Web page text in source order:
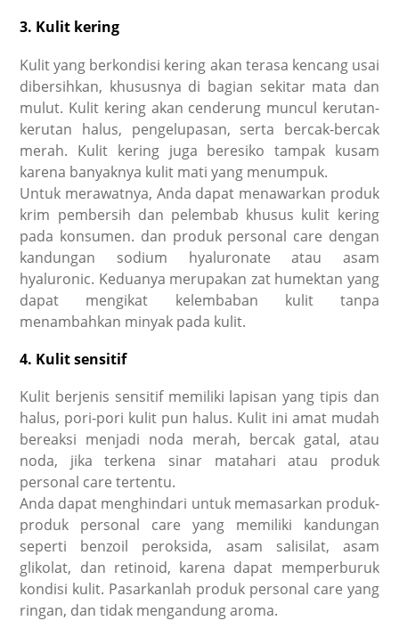
3. Kulit kering
Kulit yang berkondisi kering akan terasa kencang usai
dibersihkan, khususnya di bagian sekitar mata dan
mulut. Kulit kering akan cenderung muncul kerutan-
kerutan halus, pengelupasan, serta bercak-bercak
merah. Kulit kering juga beresiko tampak kusam
karena banyaknya kulit mati yang menumpuk.
Untuk merawatnya, Anda dapat menawarkan produk
krim pembersih dan pelembab khusus kulit kering
pada konsumen. dan produk personal care dengan
kandungan sodium hyaluronate atau asam
hyaluronic. Keduanya merupakan zat humektan yang
dapat mengikat kelembaban kulit tanpa
menambahkan minyak pada kulit.
4. Kulit sensitif
Kulit berjenis sensitif memiliki lapisan yang tipis dan
halus, pori-pori kulit pun halus. Kulit ini amat mudah
bereaksi menjadi noda merah, bercak gatal, atau
noda, jika terkena sinar matahari atau produk
personal care tertentu.
Anda dapat menghindari untuk memasarkan produk-
produk personal care yang memiliki kandungan
seperti benzoil peroksida, asam salisilat, asam
glikolat, dan retinoid, karena dapat memperburuk
kondisi kulit. Pasarkanlah produk personal care yang
ringan, dan tidak mengandung aroma.